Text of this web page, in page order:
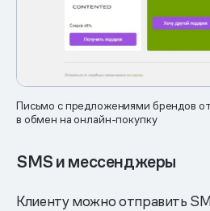
Письмо с предложениями брендов
в обмен на онлайн-покупку
SMS и мессенджеры
Клиенту можно отправить